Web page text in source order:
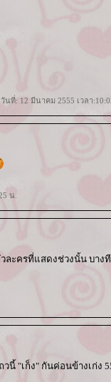
นที่: 12 มีนาคม 2555 เวลา
น.
ะครที่แสดงช่วงนั้น บาง
นี้ "เก็ง" กันค่อนข้างเก่ง